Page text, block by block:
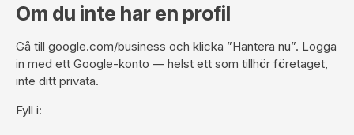
Om du inte har en profil
Gå till google.com/business och klicka ”Hantera nu”. Logga
in med ett Google-konto — helst ett som tillhör företaget,
inte ditt privata.
Fyll i: